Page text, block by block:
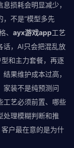
损耗会明显减少，
不是“模型多先
、 ayx游戏app工艺
话，AI只会把混乱放
和主力套餐，再逐
果维护成本过高，
家装不是纯预测问
工艺必须前置、哪些
处理模糊判断和推
户最在意的是为什